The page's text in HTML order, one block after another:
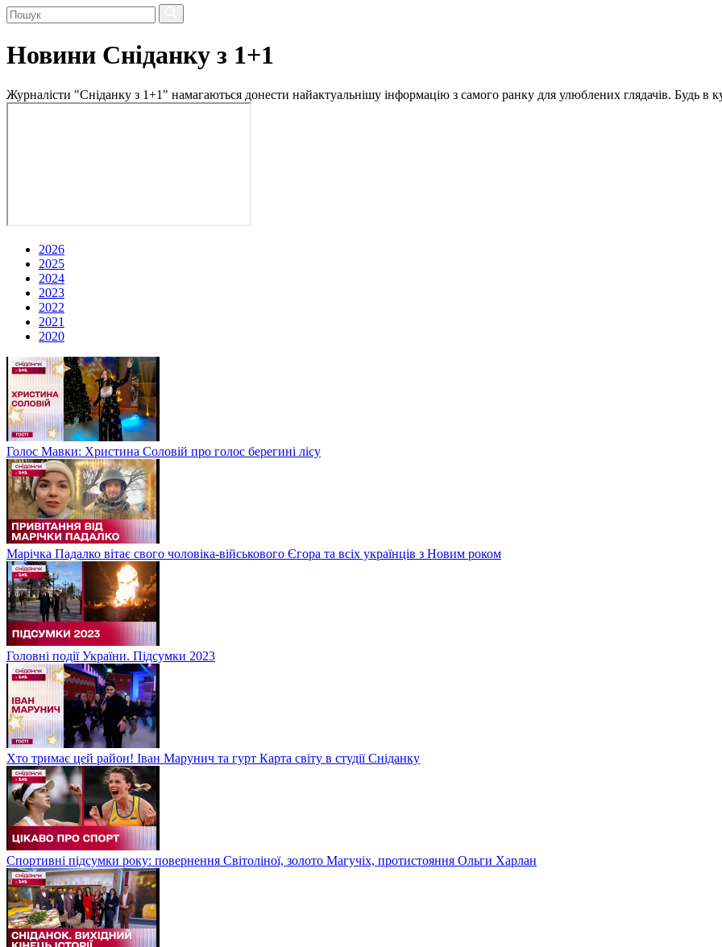
Новини Сніданку з 1+1
Журналісти "Сніданку з 1+1" намагаються донести найактуальнішу інформацію з самого ранку для улюблених глядачів. Будь в
2026
2025
2024
2023
2022
2021
2020
Голос Мавки: Христина Соловій про голос берегині лісу
Марічка Падалко вітає свого чоловіка-військового Єгора та всіх українців з Новим роком
Головні події України. Підсумки 2023
Хто тримає цей район! Іван Марунич та гурт Карта світу в студії Сніданку
Спортивні підсумки року: повернення Світоліної, золото Магучіх, протистояння Ольги Харлан